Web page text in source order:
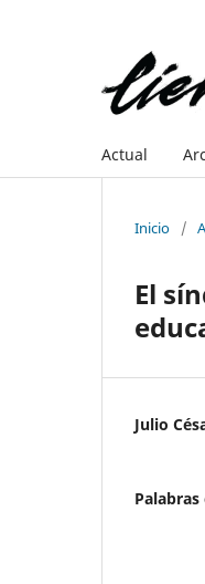
Actual
Inicio /
El
Julio
Palabras